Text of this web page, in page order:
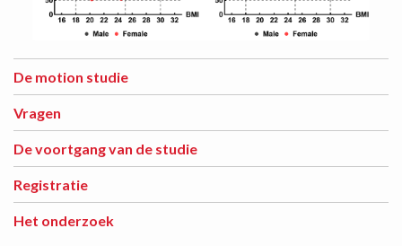
De motion studie
Vragen
De voortgang van de studie
Registratie
Het onderzoek